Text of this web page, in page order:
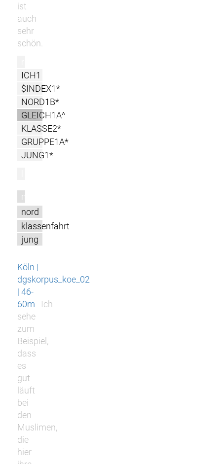
ist
auch
sehr
schön.
ICH1
$INDEX1*
NORD1B*
GLEICH1A^
KLASSE2*
GRUPPE1A*
JUNG1*
m
nord
klassenfahrt
jung
Köln |
dgskorpus_koe_02
| 46-
60m
Ich
sehe
zum
Beispiel,
dass
es
gut
läuft
bei
den
Muslimen,
die
hier